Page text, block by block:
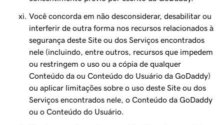
Você concorda em não desconsiderar, desabilitar ou
interferir de outra forma nos recursos relacionados à
segurança deste Site ou dos Serviços encontrados
nele (incluindo, entre outros, recursos que impedem
ou restringem o uso ou a cópia de qualquer
Conteúdo da ou Conteúdo do Usuário da GoDaddy)
ou aplicar limitações sobre o uso deste Site ou dos
Serviços encontrados nele, o Conteúdo da GoDaddy
ou o Conteúdo do Usuário.